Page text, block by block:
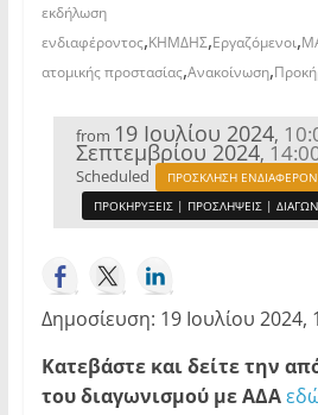
εκδήλωση
ενδιαφέροντος,ΚΗΜΔΗΣ,Εργαζόμενοι,
ατομικής προστασίας,Ανακοίνωση,
from 19 Ιουλίου 2024,
Σεπτεμβρίου 2024,
Scheduled
ΠΡΟΣΚΛΗΣΗ
ΠΡΟΚΗΡΥΞΕΙΣ | ΠΡΟΣΛΗΨΕΙΣ |
Δημοσίευση: 19 Ιουλίου 2024,
Κατεβάστε και δείτε την
του διαγωνισμού με ΑΔΑ